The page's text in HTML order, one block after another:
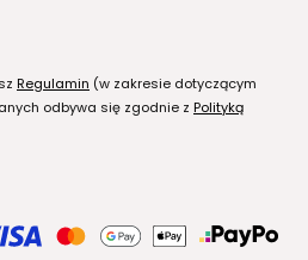
Regulamin (w zakresie dotyczącym
odbywa się zgodnie z Polityką